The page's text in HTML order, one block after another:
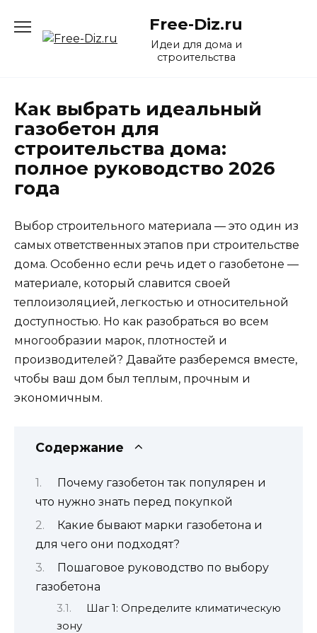
содержанию
Free-Diz.ru
Идеи для дома и
строительства
Как выбрать идеальный
газобетон для
строительства дома:
полное руководство 2026
года
Выбор строительного материала — это один из
самых ответственных этапов при строительстве
дома. Особенно если речь идет о газобетоне —
материале, который славится своей
теплоизоляцией, легкостью и относительной
доступностью. Но как разобраться во всем
многообразии марок, плотностей и
производителей? Давайте разберемся вместе,
чтобы ваш дом был теплым, прочным и
экономичным.
Содержание
Почему газобетон так популярен и
что нужно знать перед покупкой
Какие бывают марки газобетона и
для чего они подходят?
Пошаговое руководство по выбору
газобетона
Шаг 1: Определите климатическую
зону